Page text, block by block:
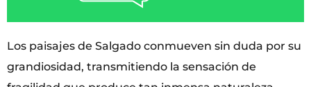
Los paisajes de Salgado conmueven sin duda por su
grandiosidad, transmitiendo la sensación de